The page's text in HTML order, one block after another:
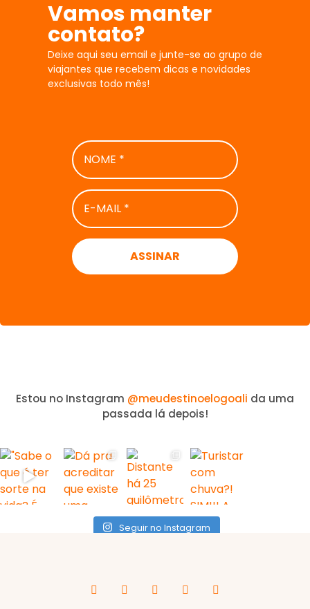
Vamos manter
contato?
Deixe aqui seu email e junte-se ao grupo de
viajantes que recebem dicas e novidades
exclusivas todo mês!
NOME
*
E-
MAIL
*
Estou no Instagram @meudestinoelogoali da uma
passada lá depois!
Seguir no Instagram